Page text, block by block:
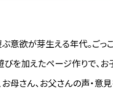
意欲が芽生える年代。ごっ
びを加えたページ作りで、
お母さん、お父さんの声・